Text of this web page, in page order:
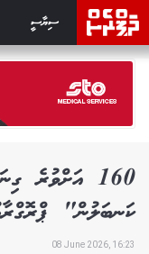
ސިޔާސީ
160
ކަނބަލުން"
08 June 2026, 16:23